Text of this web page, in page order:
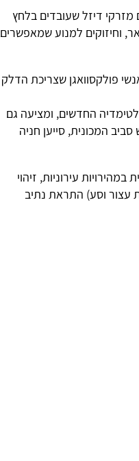
דיזל שעובדים בלחץ
באר), מגדש טורבו כפול שמגיע ללחץ גדישה של 3.8 באר, וחיזוקים למנוע שמאפשרים
פולקסוואגן שצריכת הדלק
החדשים, ומציעה גם
המכונית, סייען חניה
עירוניות, זיהוי
עצור וסע) התראת נתיב